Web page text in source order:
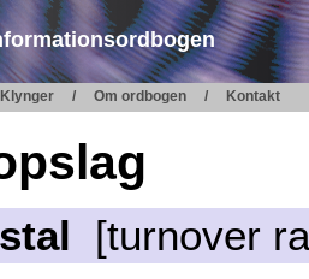
Klynger Om ordbogen Kontakt
[turnover